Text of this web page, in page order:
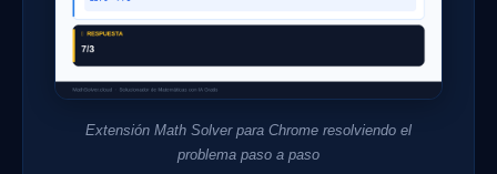
Extensión Math Solver para Chrome resolviendo el
problema paso a paso